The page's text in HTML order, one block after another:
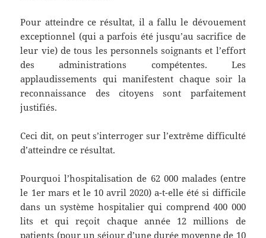
Pour atteindre ce résultat, il a fallu le dévouement
exceptionnel (qui a parfois été jusqu’au sacrifice de
leur vie) de tous les personnels soignants et l’effort
des administrations compétentes. Les
applaudissements qui manifestent chaque soir la
reconnaissance des citoyens sont parfaitement
justifiés.
Ceci dit, on peut s’interroger sur l’extrême difficulté
d’atteindre ce résultat.
Pourquoi l’hospitalisation de 62 000 malades (entre
le 1er mars et le 10 avril 2020) a-t-elle été si difficile
dans un système hospitalier qui comprend 400 000
lits et qui reçoit chaque année 12 millions de
patients (pour un séjour d’une durée moyenne de 10